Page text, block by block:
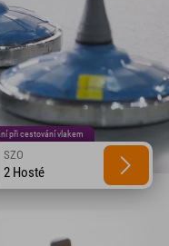
při cestování vlakem
SZO
2 Hosté